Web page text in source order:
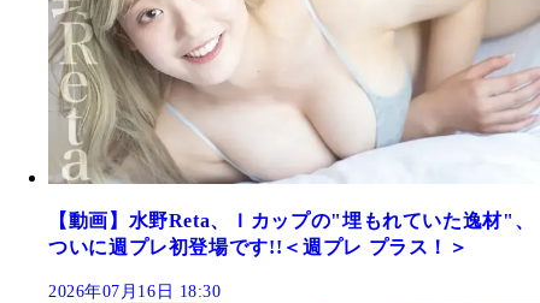
【動画】水野Reta、Ｉカップの"埋もれていた逸材"、
ついに週プレ初登場です!!＜週プレ プラス！＞
2026年07月16日 18:30